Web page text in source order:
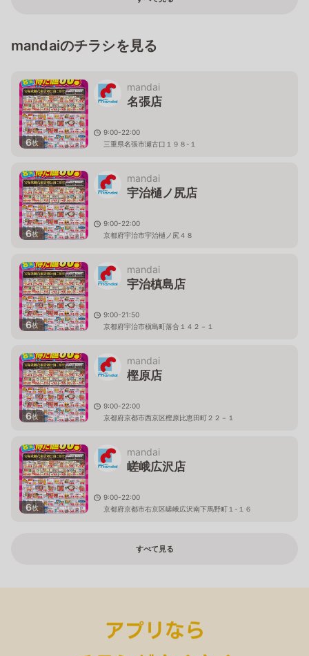
mandaiのチラシを見る
6枚
mandai
名張店
9:00-22:00
三重県名張市瀬古口１９８-１
6枚
mandai
宇治樋ノ尻店
9:00-22:00
京都府宇治市宇治樋ノ尻４８
6枚
mandai
宇治槙島店
9:00-21:50
京都府宇治市槇島町落合１４２－１
6枚
mandai
樫原店
9:00-22:00
京都府京都市西京区樫原比恵田町２２－１
6枚
mandai
嵯峨広沢店
9:00-22:00
京都府京都市右京区嵯峨広沢南下馬野町１-１６
すべて見る